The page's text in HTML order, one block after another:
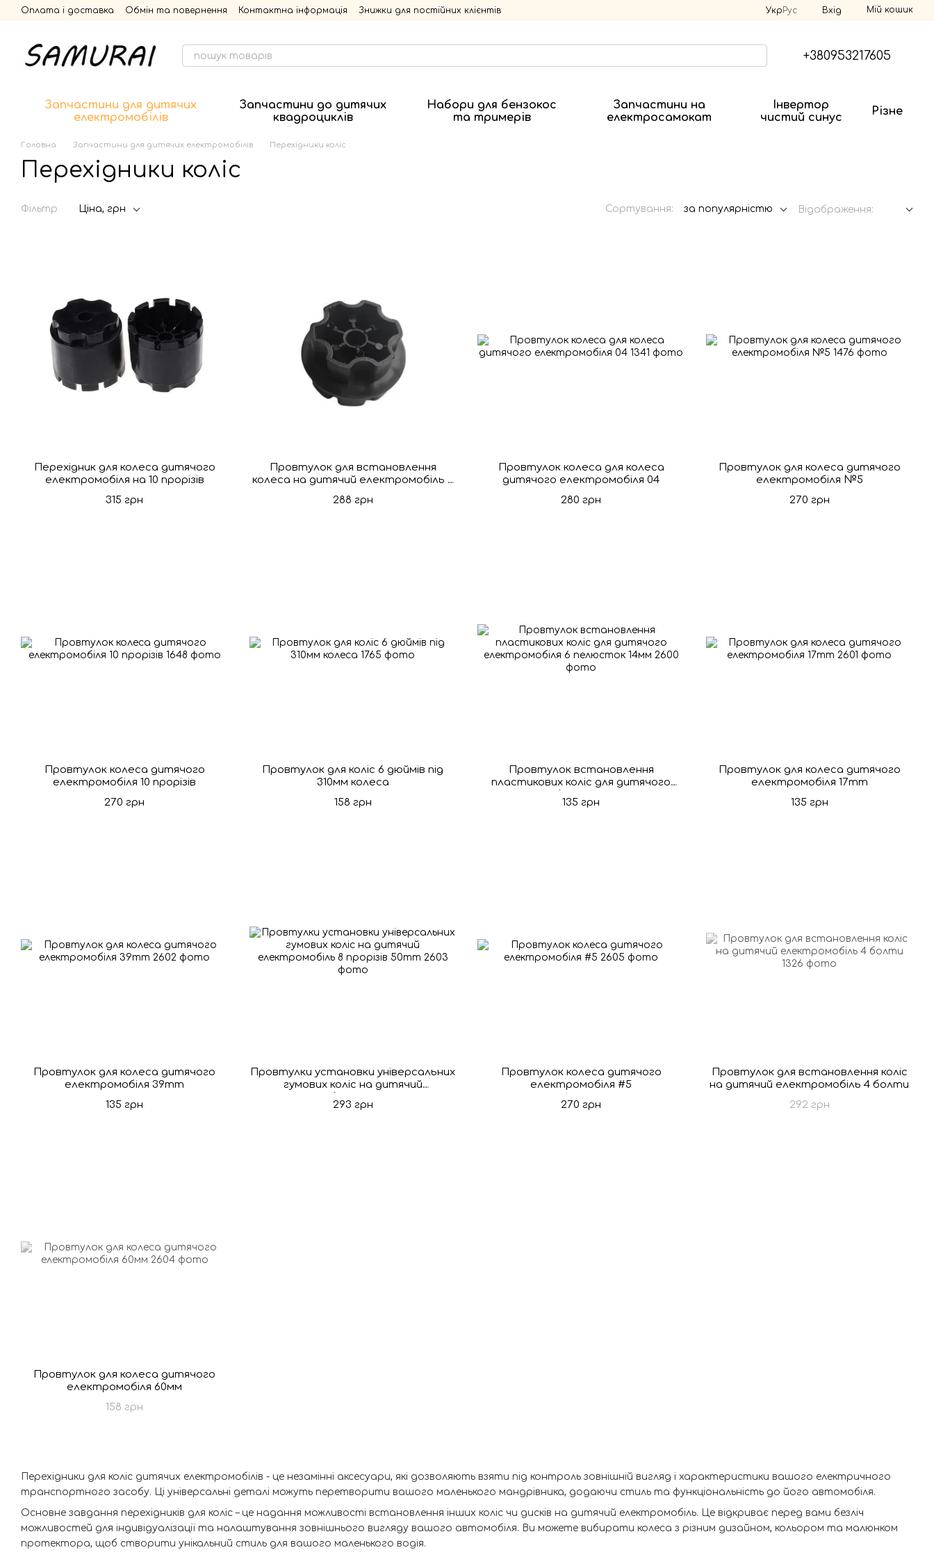
Перейти до основного контенту
Оплата і доставка Обмін та повернення Контактна інформація Знижки для постійних клієнтів УкрРус Вхід Мій кошик
+380953217605
Запчастини для дитячих
електромобілів
Запчастини до дитячих
квадроциклів
Набори для бензокос
та тримерів
Запчастини на
електросамокат
Інвертор
чистий синус
Різне
Головна Запчастини для дитячих електромобілів Перехідники коліс
Перехідники коліс
Фільтр Ціна, грн Сортування: за популярністю Відображення:
Перехідники для коліс дитячих електромобілів - це незамінні аксесуари, які дозволяють взяти під контроль зовнішній вигляд і характеристики вашого електричного
транспортного засобу. Ці універсальні деталі можуть перетворити вашого маленького мандрівника, додаючи стиль та функціональність до його автомобіля.
Основне завдання перехідників для коліс – це надання можливості встановлення інших коліс чи дисків на дитячий електромобіль. Це відкриває перед вами безліч
можливостей для індивідуалізації та налаштування зовнішнього вигляду вашого автомобіля. Ви можете вибирати колеса з різним дизайном, кольором та малюнком
протектора, щоб створити унікальний стиль для вашого маленького водія.
Перехідник для колеса дитячого
електромобіля на 10 прорізів
315 грн
Провтулок для встановлення
колеса на дитячий електромобіль 8
288 грн
Провтулок колеса для колеса
дитячого електромобіля 04
280 грн
Провтулок для колеса дитячого
електромобіля №5
270 грн
Провтулок колеса дитячого
електромобіля 10 прорізів
270 грн
Провтулок для коліс 6 дюймів під
310мм колеса
158 грн
Провтулок встановлення
пластикових коліс для дитячого
135 грн
Провтулок для колеса дитячого
електромобіля 17mm
135 грн
Провтулок для колеса дитячого
електромобіля 39mm
135 грн
Провтулки установки універсальних
гумових коліс на дитячий
293 грн
Провтулок колеса дитячого
електромобіля #5
270 грн
Провтулок для встановлення коліс
на дитячий електромобіль 4 болти
292 грн
Провтулок для колеса дитячого
електромобіля 60мм
158 грн